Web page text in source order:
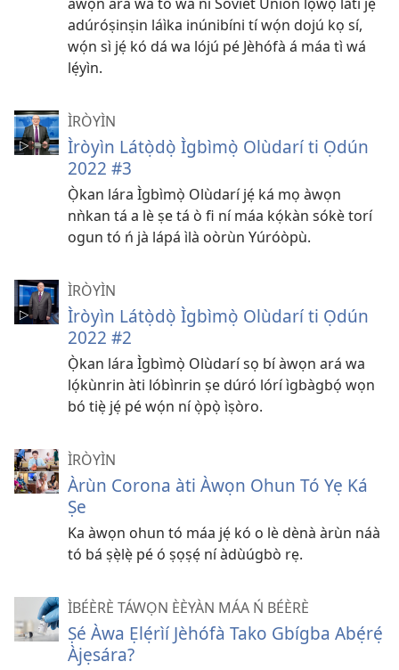
adúróṣinṣin láìka inúnibíni tí wọ́n dojú kọ sí,
wọ́n sì jẹ́ kó dá wa lójú pé Jèhófà á máa tì wá
lẹ́yìn.
ÌRÒYÌN
Ìròyìn Látọ̀dọ̀ Ìgbìmọ̀ Olùdarí ti Ọdún
2022 #3
Ọ̀kan lára Ìgbìmọ̀ Olùdarí jẹ́ ká mọ àwọn
nǹkan tá a lè ṣe tá ò fi ní máa kọ́kàn sókè torí
ogun tó ń jà lápá ìlà oòrùn Yúróòpù.
ÌRÒYÌN
Ìròyìn Látọ̀dọ̀ Ìgbìmọ̀ Olùdarí ti Ọdún
2022 #2
Ọ̀kan lára Ìgbìmọ̀ Olùdarí sọ bí àwọn ará wa
lọ́kùnrin àti lóbìnrin ṣe dúró lórí ìgbàgbọ́ wọn
bó tiẹ̀ jẹ́ pé wọ́n ní ọ̀pọ̀ ìṣòro.
ÌRÒYÌN
Àrùn Corona àti Àwọn Ohun Tó Yẹ Ká
Ṣe
Ka àwọn ohun tó máa jẹ́ kó o lè dènà àrùn náà
tó bá ṣẹ̀lẹ̀ pé ó ṣọṣẹ́ ní àdùúgbò rẹ.
ÌBÉÈRÈ TÁWỌN ÈÈYÀN MÁA Ń BÉÈRÈ
Ṣé Àwa Ẹlẹ́rìí Jèhófà Tako Gbígba Abẹ́rẹ́
Àjẹsára?